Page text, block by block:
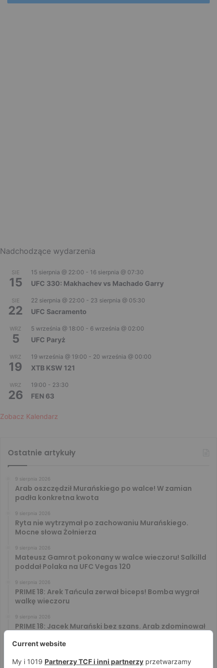
Nadchodzące wydarzenia
SIE
15
15 sierpnia @ 22:00 - 16 sierpnia @ 07:30
UFC 330: Makhachev vs Machado Garry
SIE
22
22 sierpnia @ 22:00 - 23 sierpnia @ 05:30
UFC Sacramento
WRZ
5
5 września @ 18:00 - 6 września @ 02:00
UFC Paryż
WRZ
19
19 września @ 19:00 - 20 września @ 00:00
XTB KSW 121
WRZ
26
19:00 - 23:30
FEN 63
Zobacz Kalendarz
Ostatnie artykuły
9 sierpnia 2026
Arab oszczędził Murańskiego po walce! W zamian
padła konkretna kwota
9 sierpnia 2026
Ryta nie wytrzymał po zachowaniu Murańskiego.
Mocne słowa Żołnierza
9 sierpnia 2026
Mateusz Gamrot pokonany w walce wieczoru! Salkilld
poddał Polaka na UFC Vegas 120
9 sierpnia 2026
PRIME 18: Arek Tańcula zerwał biceps! Bomba wygrał
walkę wieczoru
9 sierpnia 2026
PRIME 18: Jacek Murański bez szans. Arab zdominował
PRIME 18: Mariusz Wach rozbity przez 6. rywali. Gypsy